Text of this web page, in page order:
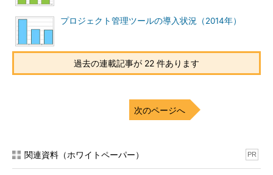
プロジェクト管理ツールの導入状況（2014年）
過去の連載記事が 22 件あります
次のページへ
関連資料（ホワイトペーパー） PR